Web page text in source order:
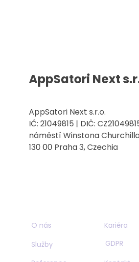
AppSatori Next
AppSatori Next s.r.o.
IČ: 21049815 | DIČ:
náměstí Winstona
130 00 Praha 3, Czechia
O nás
Služby
Kariéra
GDPR